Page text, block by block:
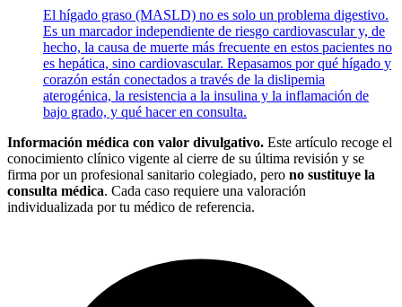
El hígado graso (MASLD) no es solo un problema digestivo.
Es un marcador independiente de riesgo cardiovascular y, de
hecho, la causa de muerte más frecuente en estos pacientes no
es hepática, sino cardiovascular. Repasamos por qué hígado y
corazón están conectados a través de la dislipemia
aterogénica, la resistencia a la insulina y la inflamación de
bajo grado, y qué hacer en consulta.
Información médica con valor divulgativo. Este artículo recoge el
conocimiento clínico vigente al cierre de su última revisión y se
firma por un profesional sanitario colegiado, pero no sustituye la
consulta médica. Cada caso requiere una valoración
individualizada por tu médico de referencia.